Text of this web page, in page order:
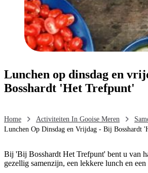
Lunchen op dinsdag en
Bosshardt 'Het Trefpunt'
Home Activiteiten In Gooise Meren
Lunchen Op Dinsdag en Vrijdag - Bij Bosshardt
Bij 'Bij Bosshardt Het Trefpunt' bent u van
gezellig samenzijn, een lekkere lunch en een